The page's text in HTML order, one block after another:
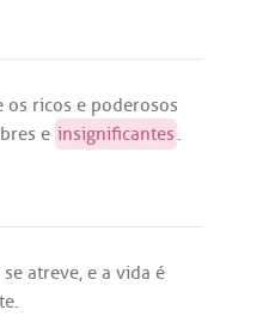
os ricos e poderosos
e insignificantes .
se atreve, e a vida é
.